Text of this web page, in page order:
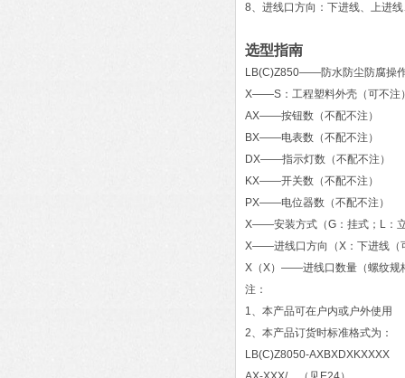
8、进线口方向：下进线、上进
选型指南
LB(C)Z850——防水防尘防腐操
X——S：工程塑料外壳（可不注
AX——按钮数（不配不注）
BX——电表数（不配不注）
DX——指示灯数（不配不注）
KX——开关数（不配不注）
PX——电位器数（不配不注）
X——安装方式（G：挂式；L：
X——进线口方向（X：下进线（
X（X）——进线口数量（螺纹规
注：
1、本产品可在户内或户外使用
2、本产品订货时标准格式为：
LB(C)Z8050-AXBXDXKXXXX